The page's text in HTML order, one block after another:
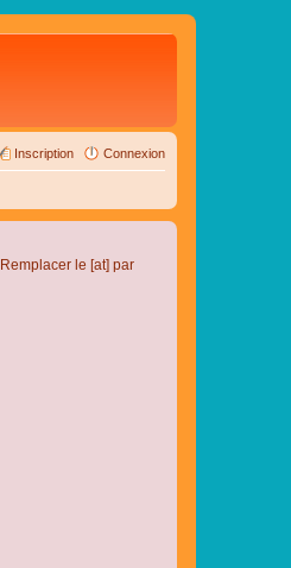
Connexion
Inscription
. Remplacer le [at] par